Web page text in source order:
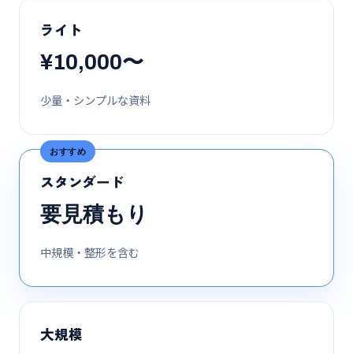
ライト
¥10,000〜
少量・シンプルな資料
おすすめ
スタンダード
要見積もり
中規模・整形を含む
大規模